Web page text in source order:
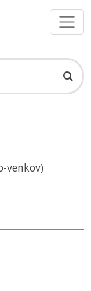
venkov)